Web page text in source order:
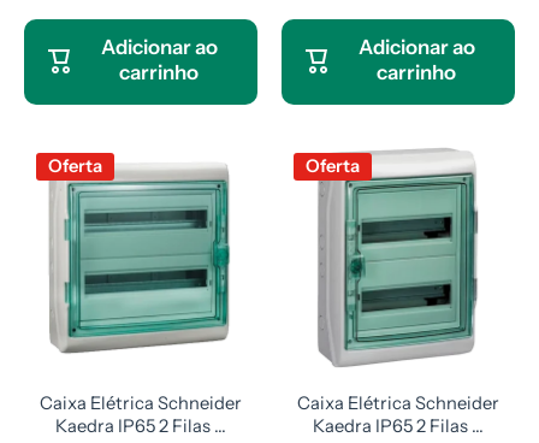
Adicionar ao
carrinho
Adicionar ao
carrinho
Oferta
Caixa Elétrica Schneider
Kaedra IP65 2 Filas ...
Oferta
Caixa Elétrica Schneider
Kaedra IP65 2 Filas ...